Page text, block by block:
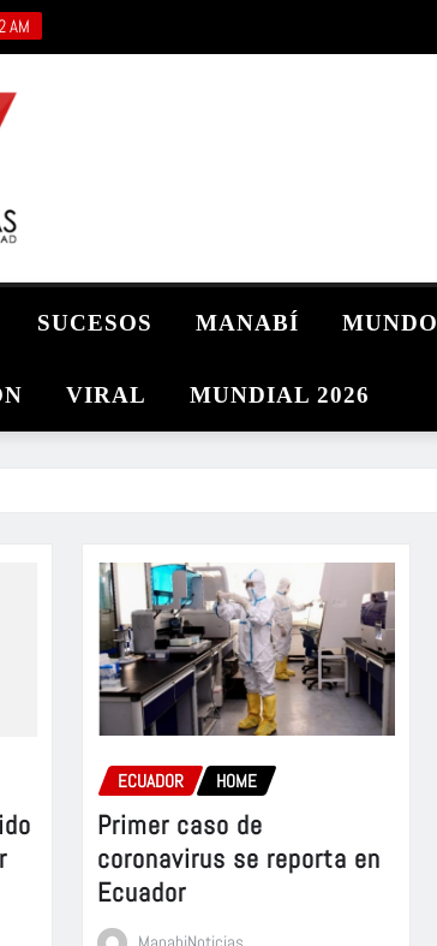
AM
SUCESOS MANABÍ MUNDO
VIRAL MUNDIAL 2026
ECUADOR HOME
Primer caso de
coronavirus se reporta en
Ecuador